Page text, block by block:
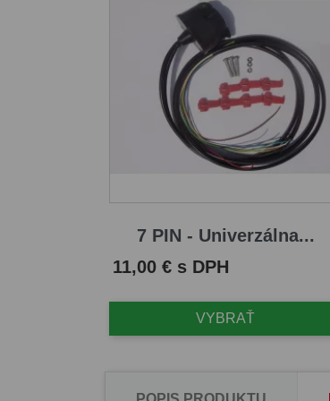
7 PIN - Univerzálna...
Cena
11,00 € s DPH
VYBRAŤ